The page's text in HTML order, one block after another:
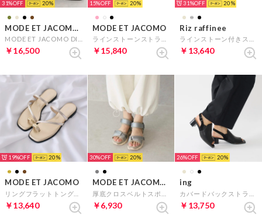
31% 20
MODE ET JACOMO D'ICI
￥16,500
15% 20
MODE ET JACOMO
￥15,840
31% 20
Riz raffinee
￥13,640
19% 20
MODE ET JACOMO
￥13,640
30% 20
MODE ET JACOMO carino
￥6,930
26% 20
ing
￥13,750